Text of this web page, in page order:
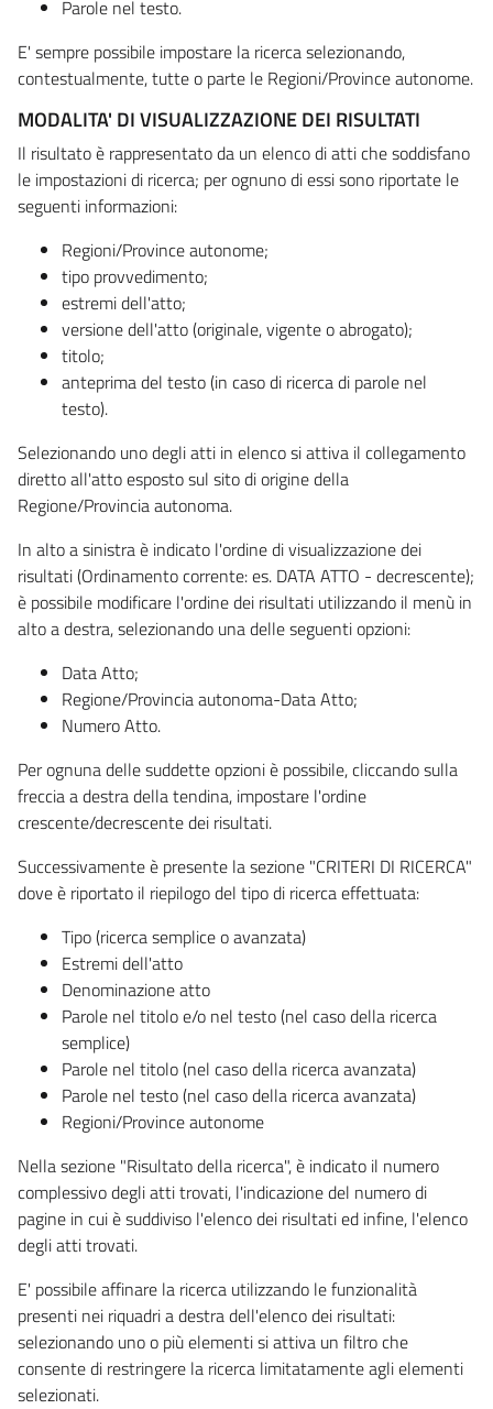
Parole nel testo.
E' sempre possibile impostare la ricerca selezionando,
contestualmente, tutte o parte le Regioni/Province autonome.
MODALITA' DI VISUALIZZAZIONE DEI RISULTATI
Il risultato è rappresentato da un elenco di atti che soddisfano
le impostazioni di ricerca; per ognuno di essi sono riportate le
seguenti informazioni:
Regioni/Province autonome;
tipo provvedimento;
estremi dell'atto;
versione dell'atto (originale, vigente o abrogato);
titolo;
anteprima del testo (in caso di ricerca di parole nel
testo).
Selezionando uno degli atti in elenco si attiva il collegamento
diretto all'atto esposto sul sito di origine della
Regione/Provincia autonoma.
In alto a sinistra è indicato l'ordine di visualizzazione dei
risultati (Ordinamento corrente: es. DATA ATTO - decrescente);
è possibile modificare l'ordine dei risultati utilizzando il menù in
alto a destra, selezionando una delle seguenti opzioni:
Data Atto;
Regione/Provincia autonoma-Data Atto;
Numero Atto.
Per ognuna delle suddette opzioni è possibile, cliccando sulla
freccia a destra della tendina, impostare l'ordine
crescente/decrescente dei risultati.
Successivamente è presente la sezione "CRITERI DI RICERCA"
dove è riportato il riepilogo del tipo di ricerca effettuata:
Tipo (ricerca semplice o avanzata)
Estremi dell'atto
Denominazione atto
Parole nel titolo e/o nel testo (nel caso della ricerca
semplice)
Parole nel titolo (nel caso della ricerca avanzata)
Parole nel testo (nel caso della ricerca avanzata)
Regioni/Province autonome
Nella sezione "Risultato della ricerca", è indicato il numero
complessivo degli atti trovati, l'indicazione del numero di
pagine in cui è suddiviso l'elenco dei risultati ed infine, l'elenco
degli atti trovati.
E' possibile affinare la ricerca utilizzando le funzionalità
presenti nei riquadri a destra dell'elenco dei risultati:
selezionando uno o più elementi si attiva un filtro che
consente di restringere la ricerca limitatamente agli elementi
selezionati.